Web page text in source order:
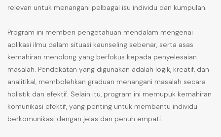
relevan untuk menangani pelbagai isu individu dan kumpulan.
Program ini memberi pengetahuan mendalam mengenai
aplikasi ilmu dalam situasi kaunseling sebenar, serta asas
kemahiran menolong yang berfokus kepada penyelesaian
masalah. Pendekatan yang digunakan adalah logik, kreatif, dan
analitikal, membolehkan graduan menangani masalah secara
holistik dan efektif. Selain itu, program ini memupuk kemahiran
komunikasi efektif, yang penting untuk membantu individu
berkomunikasi dengan jelas dan penuh empati.